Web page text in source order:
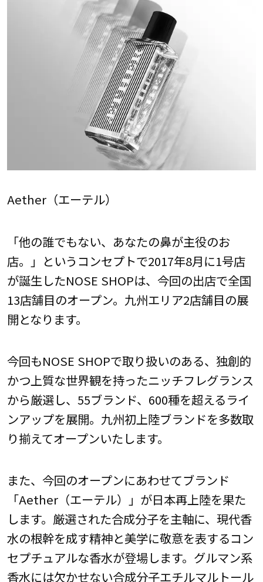
Aether（エーテル）
「他の誰でもない、あなたの鼻が主役のお
店。」というコンセプトで2017年8月に1号店
が誕生したNOSE SHOPは、今回の出店で全国
13店舗目のオープン。九州エリア2店舗目の展
開となります。
今回もNOSE SHOPで取り扱いのある、独創的
かつ上質な世界観を持ったニッチフレグランス
から厳選し、55ブランド、600種を超えるライ
ンアップを展開。九州初上陸ブランドを多数取
り揃えてオープンいたします。
また、今回のオープンにあわせてブランド
「Aether（エーテル）」が日本再上陸を果た
します。厳選された合成分子を主軸に、現代香
水の根幹を成す精神と美学に敬意を表するコン
セプチュアルな香水が登場します。グルマン系
香水には欠かせない合成分子エチルマルトール